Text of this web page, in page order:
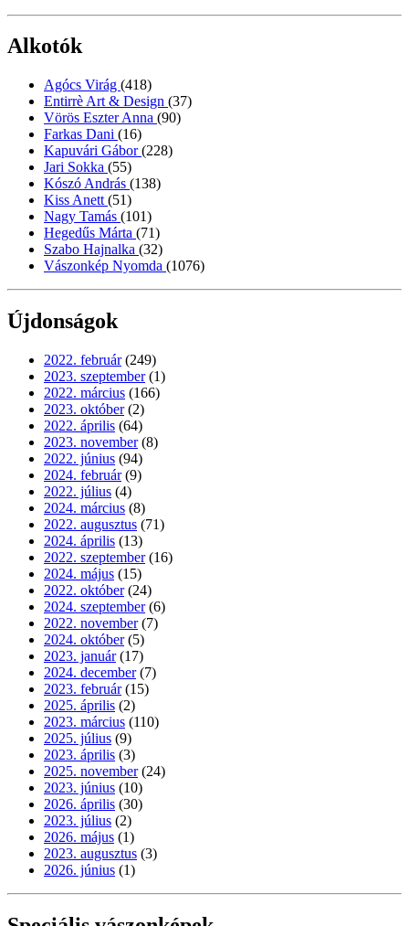
Alkotók
Agócs Virág (418)
Entirrè Art & Design (37)
Vörös Eszter Anna (90)
Farkas Dani (16)
Kapuvári Gábor(228)
Jari Sokka (55)
Kószó András (138)
Kiss Anett (51)
Nagy Tamás (101)
Hegedűs Márta (71)
Szabo Hajnalka (32)
Vászonkép Nyomda (1076)
Újdonságok
2022. február (249)
2023. szeptember (1)
2022. március (166)
2023. október (2)
2022. április (64)
2023. november (8)
2022. június (94)
2024. február (9)
2022. július (4)
2024. március (8)
2022. augusztus (71)
2024. április (13)
2022. szeptember (16)
2024. május (15)
2022. október (24)
2024. szeptember (6)
2022. november (7)
2024. október (5)
2023. január (17)
2024. december (7)
2023. február (15)
2025. április (2)
2023. március (110)
2025. július (9)
2023. április (3)
2025. november (24)
2023. június (10)
2026. április (30)
2023. július (2)
2026. május (1)
2023. augusztus (3)
2026. június (1)